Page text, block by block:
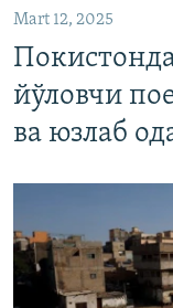
Mart 12, 2025
йўловчи
ва юзлаб